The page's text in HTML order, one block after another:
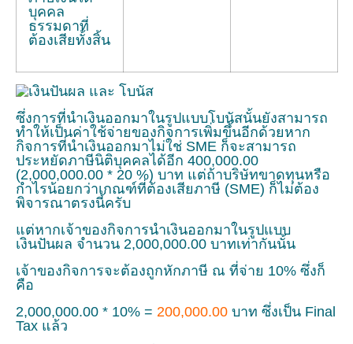
บุคคล
ธรรมดาที่
ต้องเสียทั้งสิ้น
ซึ่งการที่นำเงินออกมาในรูปแบบโบนัสนั้นยังสามารถ
ทำให้เป็นค่าใช้จ่ายของกิจการเพิ่มขึ้นอีกด้วยหาก
กิจการที่นำเงินออกมาไม่ใช่ SME ก็จะสามารถ
ประหยัดภาษีนิติบุคคลได้อีก 400,000.00
(2,000,000.00 * 20 %) บาท แต่ถ้าบริษัทขาดทุนหรือ
กำไรน้อยกว่าเกณฑ์ที่ต้องเสียภาษี (SME) ก็ไม่ต้อง
พิจารณาตรงนี้ครับ
แต่หากเจ้าของกิจการนำเงินออกมาในรูปแบบ
เงินปันผล จำนวน 2,000,000.00 บาทเท่ากันนั้น
เจ้าของกิจการจะต้องถูกหักภาษี ณ ที่จ่าย 10% ซึ่งก็
คือ
2,000,000.00 * 10% = 200,000.00 บาท ซึ่งเป็น Final
Tax แล้ว